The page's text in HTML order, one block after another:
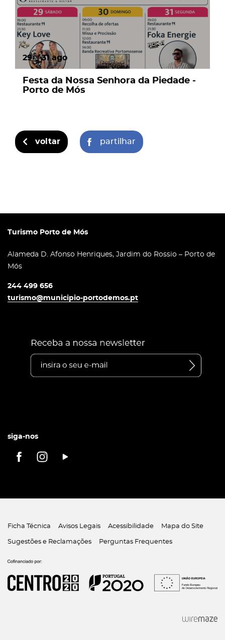
29 a 31 ago
Festa da Nossa Senhora da Piedade -
Porto de Mós
voltar partilhar
Turismo Porto de Mós
Alameda D. Afonso Henriques, Jardim do Rossio – Porto de
Mós
244 499 656
turismo@municipio-portodemos.pt
siga-nos
Ficha Técnica Avisos Legais Acessibilidade Mapa do Site
Sugestões e Reclamações Perguntas Frequentes